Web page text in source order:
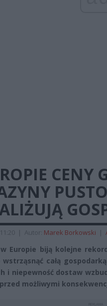
CENY
| Autor: Marek Borkowski |
Europie biją kolejne
całą
i niepewność dostaw
możliwymi